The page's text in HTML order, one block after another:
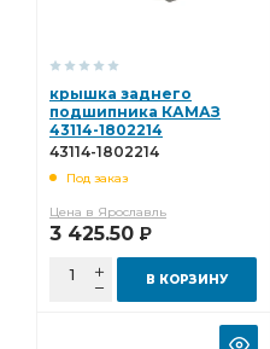
крышка заднего
подшипника КАМАЗ
43114-1802214
43114-1802214
Под заказ
Цена в Ярославль
3 425.50 Р
В КОРЗИНУ